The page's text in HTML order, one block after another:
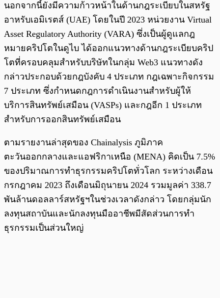
นอกจากนี้ยังมีความก้าวหน้าในด้านกฎระเบียบในสหรัฐ
อาหรับเอมิเรตส์ (UAE) โดยในปี 2023 หน่วยงาน Virtual
Asset Regulatory Authority (VARA) ซึ่งเป็นผู้ดูแลกฎ
หมายคริปโตในดูไบ ได้ออกแนวทางด้านกฎระเบียบคริป
โตที่ครอบคลุมสำหรับบริษัทในกลุ่ม Web3 แนวทางดัง
กล่าวประกอบด้วยกฎบังคับ 4 ประเภท กฎเฉพาะกิจกรรม
7 ประเภท ซึ่งกำหนดกฎการดำเนินงานสำหรับผู้ให้
บริการสินทรัพย์เสมือน (VASPs) และกฎอีก 1 ประเภท
สำหรับการออกสินทรัพย์เสมือน
ตามรายงานล่าสุดของ Chainalysis ภูมิภาค
ตะวันออกกลางและแอฟริกาเหนือ (MENA) คิดเป็น 7.5%
ของปริมาณการทำธุรกรรมคริปโตทั่วโลก ระหว่างเดือน
กรกฎาคม 2023 ถึงเดือนมิถุนายน 2024 รวมมูลค่า 338.7
พันล้านดอลลาร์สหรัฐฯในช่วงเวลาดังกล่าว โดยกลุ่มนัก
ลงทุนสถาบันและนักลงทุนมืออาชีพมีสัดส่วนการทำ
ธุรกรรมเป็นส่วนใหญ่